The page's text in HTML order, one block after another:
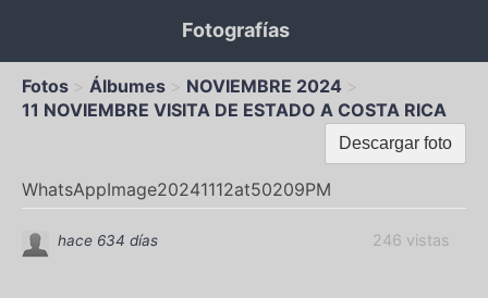
Fotografías
Fotos Álbumes
NOVIEMBRE 2024
11 NOVIEMBRE VISITA DE ESTADO A COSTA RICA
Descargar foto
WhatsAppImage20241112at50209PM
246 vistas
hace 634 días